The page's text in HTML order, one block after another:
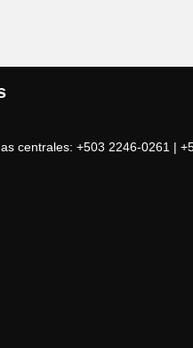
centrales: +503 2246-0261 |